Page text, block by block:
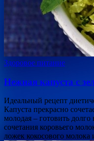
Здоровое питание
Нежная капуста с
Идеальный рецепт
Капуста прекрасно
молодая – готовить
сочетания коровьего
ложек кокосового молока